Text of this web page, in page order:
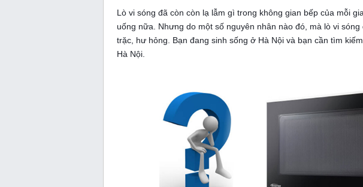
Lò vi sóng đã còn còn lạ lẫm gì trong không gian bếp của mỗi
uống nữa. Nhưng do một số nguyên nhân nào đó, mà lò vi
trặc, hư hỏng. Bạn đang sinh sống ở Hà Nội và bạn cần tìm
Hà Nội.